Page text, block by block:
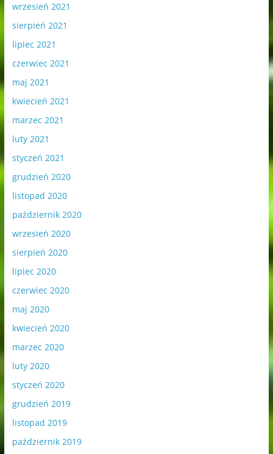
wrzesień 2021
sierpień 2021
lipiec 2021
czerwiec 2021
maj 2021
kwiecień 2021
marzec 2021
luty 2021
styczeń 2021
grudzień 2020
listopad 2020
październik 2020
wrzesień 2020
sierpień 2020
lipiec 2020
czerwiec 2020
maj 2020
kwiecień 2020
marzec 2020
luty 2020
styczeń 2020
grudzień 2019
listopad 2019
październik 2019